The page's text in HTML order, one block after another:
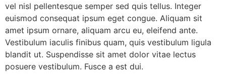
vel nisl pellentesque semper sed quis tellus. Integer
euismod consequat ipsum eget congue. Aliquam sit
amet ipsum ornare, aliquam arcu eu, eleifend ante.
Vestibulum iaculis finibus quam, quis vestibulum ligula
blandit ut. Suspendisse sit amet dolor vitae lectus
posuere vestibulum. Fusce a est dui.